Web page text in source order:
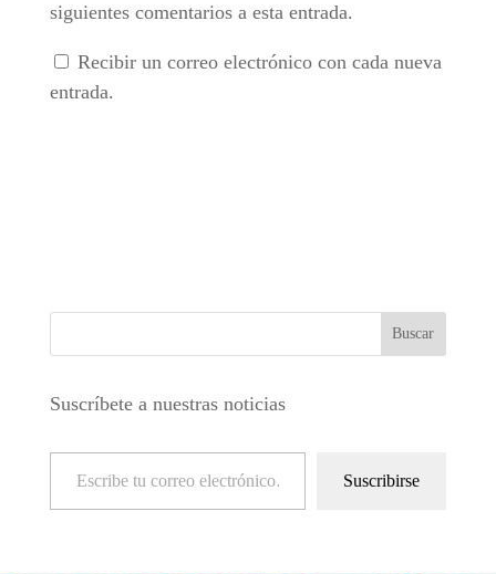
siguientes comentarios a esta entrada.
Recibir un correo electrónico con cada nueva
entrada.
Suscríbete a nuestras noticias
Escribe tu correo electrónico…
Suscribirse